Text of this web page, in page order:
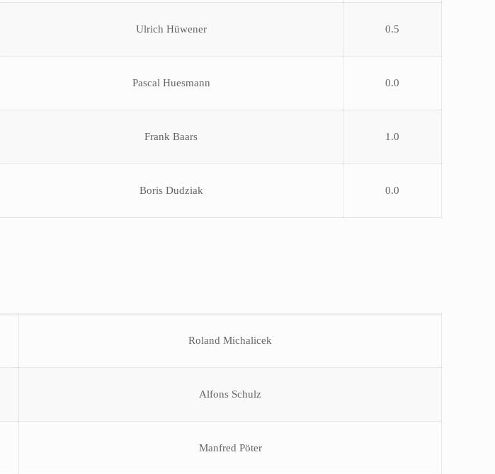
Ulrich Hüwener 0.5
Pascal Huesmann 0.0
Frank Baars 1.0
Boris Dudziak 0.0
Roland Michalicek
Alfons Schulz
Manfred Pöter